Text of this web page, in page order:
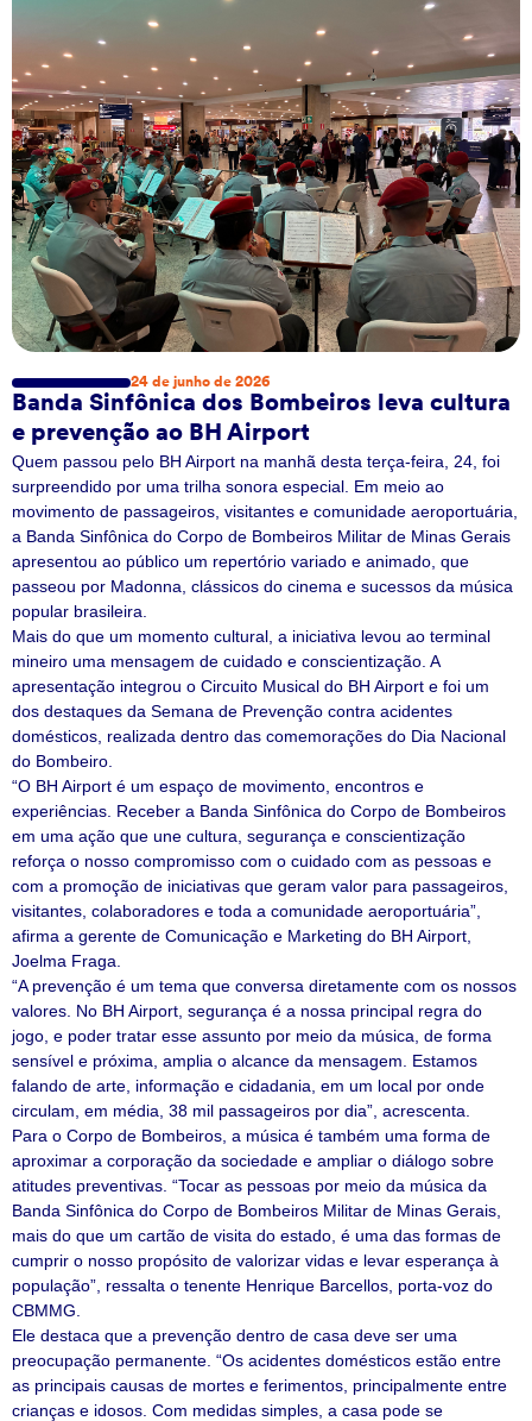
24 de junho de 2026
Banda Sinfônica dos Bombeiros leva cultura
e prevenção ao BH Airport
Quem passou pelo BH Airport na manhã desta terça-feira, 24, foi
surpreendido por uma trilha sonora especial. Em meio ao
movimento de passageiros, visitantes e comunidade aeroportuária,
a Banda Sinfônica do Corpo de Bombeiros Militar de Minas Gerais
apresentou ao público um repertório variado e animado, que
passeou por Madonna, clássicos do cinema e sucessos da música
popular brasileira.
Mais do que um momento cultural, a iniciativa levou ao terminal
mineiro uma mensagem de cuidado e conscientização. A
apresentação integrou o Circuito Musical do BH Airport e foi um
dos destaques da Semana de Prevenção contra acidentes
domésticos, realizada dentro das comemorações do Dia Nacional
do Bombeiro.
“O BH Airport é um espaço de movimento, encontros e
experiências. Receber a Banda Sinfônica do Corpo de Bombeiros
em uma ação que une cultura, segurança e conscientização
reforça o nosso compromisso com o cuidado com as pessoas e
com a promoção de iniciativas que geram valor para passageiros,
visitantes, colaboradores e toda a comunidade aeroportuária”,
afirma a gerente de Comunicação e Marketing do BH Airport,
Joelma Fraga.
“A prevenção é um tema que conversa diretamente com os nossos
valores. No BH Airport, segurança é a nossa principal regra do
jogo, e poder tratar esse assunto por meio da música, de forma
sensível e próxima, amplia o alcance da mensagem. Estamos
falando de arte, informação e cidadania, em um local por onde
circulam, em média, 38 mil passageiros por dia”, acrescenta.
Para o Corpo de Bombeiros, a música é também uma forma de
aproximar a corporação da sociedade e ampliar o diálogo sobre
atitudes preventivas. “Tocar as pessoas por meio da música da
Banda Sinfônica do Corpo de Bombeiros Militar de Minas Gerais,
mais do que um cartão de visita do estado, é uma das formas de
cumprir o nosso propósito de valorizar vidas e levar esperança à
população”, ressalta o tenente Henrique Barcellos, porta-voz do
CBMMG.
Ele destaca que a prevenção dentro de casa deve ser uma
preocupação permanente. “Os acidentes domésticos estão entre
as principais causas de mortes e ferimentos, principalmente entre
crianças e idosos. Com medidas simples, a casa pode se